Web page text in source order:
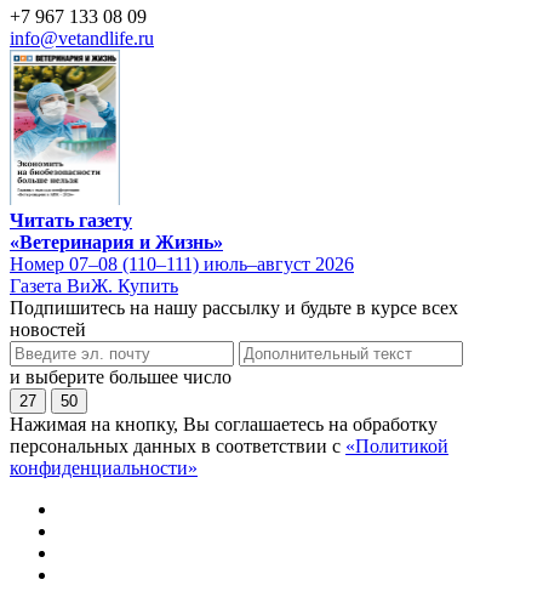
+7 967 133 08 09
info@vetandlife.ru
Читать газету
«Ветеринария и Жизнь»
Номер 07–08 (110–111) июль–август 2026
Газета ВиЖ. Купить
Подпишитесь на нашу рассылку и будьте в курсе всех
новостей
и выберите большее число
27 50
Нажимая на кнопку, Вы соглашаетесь на обработку
персональных данных в соответствии с «Политикой
конфиденциальности»